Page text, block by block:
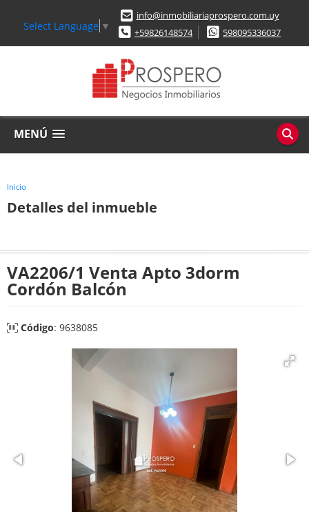
Select Language ▼
info@inmobiliariaprospero.com.uy
+59826148574
598095336037
MENÚ
Inicio
Detalles del inmueble
VA2206/1 Venta Apto 3dorm
Cordón Balcón
Código: 9638085